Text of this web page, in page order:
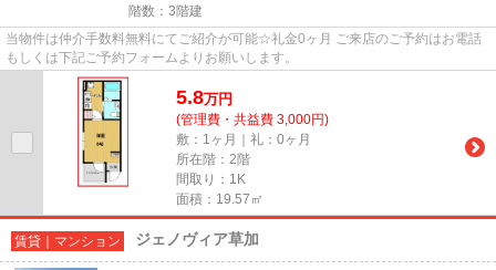
階数：3階建
当物件は仲介手数料無料にてご紹介が可能☆礼金0ヶ月 ご来店のご予約はお電話
もしくは下記ご予約フォームよりお願いします。
5.8万円
(管理費・共益費 3,000円)
敷：1ヶ月｜礼：0ヶ月
所在階：2階
間取り：1K
面積：19.57㎡
賃貸｜マンション ジェノヴィア草加